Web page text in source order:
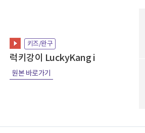
키즈/완구
럭키강이 LuckyKang i
원본 바로가기